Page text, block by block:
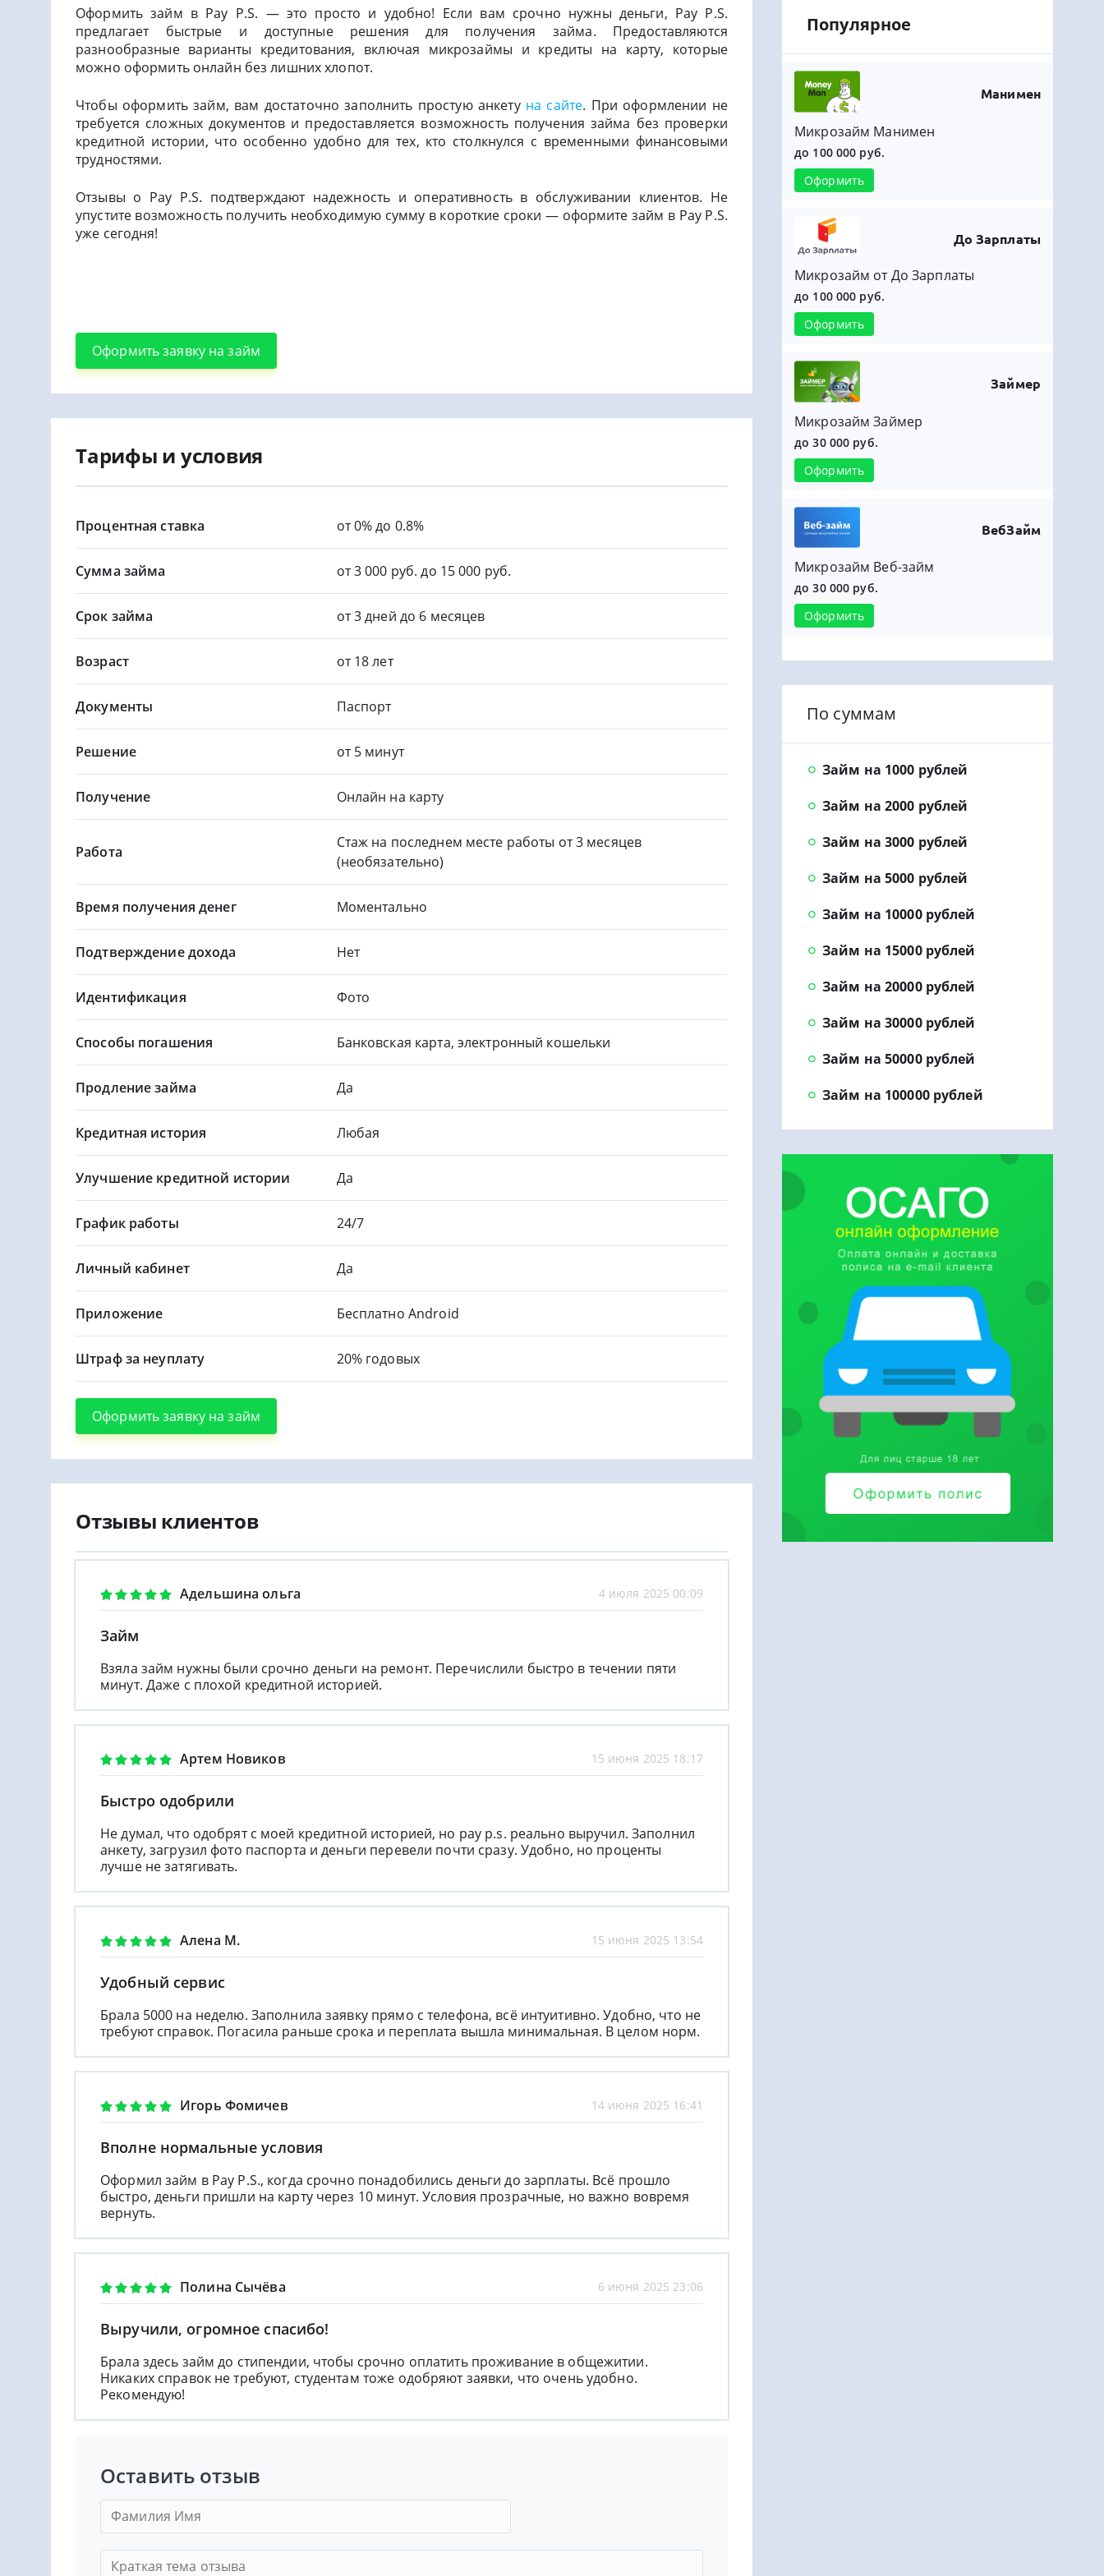
Оформить займ в Pay P.S. — это просто и удобно! Если вам срочно нужны деньги, Pay P.S.
предлагает быстрые и доступные решения для получения займа. Предоставляются
разнообразные варианты кредитования, включая микрозаймы и кредиты на карту, которые
можно оформить онлайн без лишних хлопот.
Чтобы оформить займ, вам достаточно заполнить простую анкету на сайте. При оформлении не
требуется сложных документов и предоставляется возможность получения займа без проверки
кредитной истории, что особенно удобно для тех, кто столкнулся с временными финансовыми
трудностями.
Отзывы о Pay P.S. подтверждают надежность и оперативность в обслуживании клиентов. Не
упустите возможность получить необходимую сумму в короткие сроки — оформите займ в Pay P.S.
уже сегодня!
Оформить заявку на займ
Тарифы и условия
Процентная ставка от 0% до 0.8%
Сумма займа от 3 000 руб. до 15 000 руб.
Срок займа от 3 дней до 6 месяцев
Возраст от 18 лет
Документы Паспорт
Решение от 5 минут
Получение Онлайн на карту
Работа
Стаж на последнем месте работы от 3 месяцев
(необязательно)
Время получения денег Моментально
Подтверждение дохода Нет
Идентификация Фото
Способы погашения Банковская карта, электронный кошельки
Продление займа Да
Кредитная история Любая
Улучшение кредитной истории Да
График работы 24/7
Личный кабинет Да
Приложение Бесплатно Android
Штраф за неуплату 20% годовых
Оформить заявку на займ
Отзывы клиентов
Адельшина ольга 4 июля 2025 00:09
Займ
Взяла займ нужны были срочно деньги на ремонт. Перечислили быстро в течении пяти
минут. Даже с плохой кредитной историей.
Артем Новиков 15 июня 2025 18:17
Быстро одобрили
Не думал, что одобрят с моей кредитной историей, но pay p.s. реально выручил. Заполнил
анкету, загрузил фото паспорта и деньги перевели почти сразу. Удобно, но проценты
лучше не затягивать.
Алена М. 15 июня 2025 13:54
Удобный сервис
Брала 5000 на неделю. Заполнила заявку прямо с телефона, всё интуитивно. Удобно, что не
требуют справок. Погасила раньше срока и переплата вышла минимальная. В целом норм.
Игорь Фомичев 14 июня 2025 16:41
Вполне нормальные условия
Оформил займ в Pay P.S., когда срочно понадобились деньги до зарплаты. Всё прошло
быстро, деньги пришли на карту через 10 минут. Условия прозрачные, но важно вовремя
вернуть.
Полина Сычёва 6 июня 2025 23:06
Выручили, огромное спасибо!
Брала здесь займ до стипендии, чтобы срочно оплатить проживание в общежитии.
Никаких справок не требуют, студентам тоже одобряют заявки, что очень удобно.
Рекомендую!
Оставить отзыв
Популярное
Манимен
Микрозайм Манимен
до 100 000 руб.
Оформить
До Зарплаты
Микрозайм от До Зарплаты
до 100 000 руб.
Оформить
Займер
Микрозайм Займер
до 30 000 руб.
Оформить
ВебЗайм
Микрозайм Веб-займ
до 30 000 руб.
Оформить
По суммам
Займ на 1000 рублей
Займ на 2000 рублей
Займ на 3000 рублей
Займ на 5000 рублей
Займ на 10000 рублей
Займ на 15000 рублей
Займ на 20000 рублей
Займ на 30000 рублей
Займ на 50000 рублей
Займ на 100000 рублей